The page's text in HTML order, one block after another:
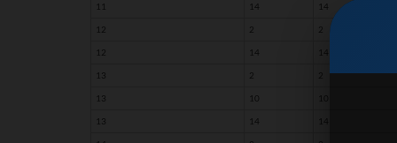
11 14 14
12 2 2
12 14
13 2
13 10
13 14